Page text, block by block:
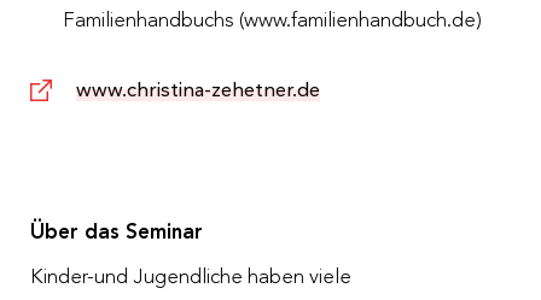
Familienhandbuchs (www.familienhandbuch.de)
www.christina-zehetner.de
Über das Seminar
Kinder-und Jugendliche haben viele